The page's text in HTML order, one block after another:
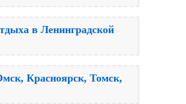
в Ленинградской
Красноярск, Томск,